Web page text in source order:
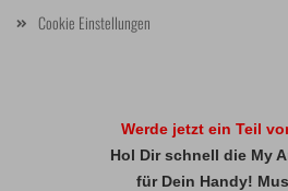
Cookie Einstellungen
Werde jetzt ein Teil
Hol Dir schnell die My
für Dein Handy!